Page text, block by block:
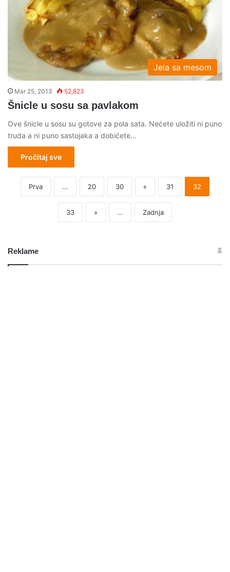
Jela sa mesom
Mar 25, 2013 52,823
Šnicle u sosu sa pavlakom
Ove šnicle u sosu su gotove za pola sata. Nećete uložiti ni puno
truda a ni puno sastojaka a dobićete…
Pročitaj sve
Prva ... 20 30 « 31 32
33 » ... Zadnja
Reklame